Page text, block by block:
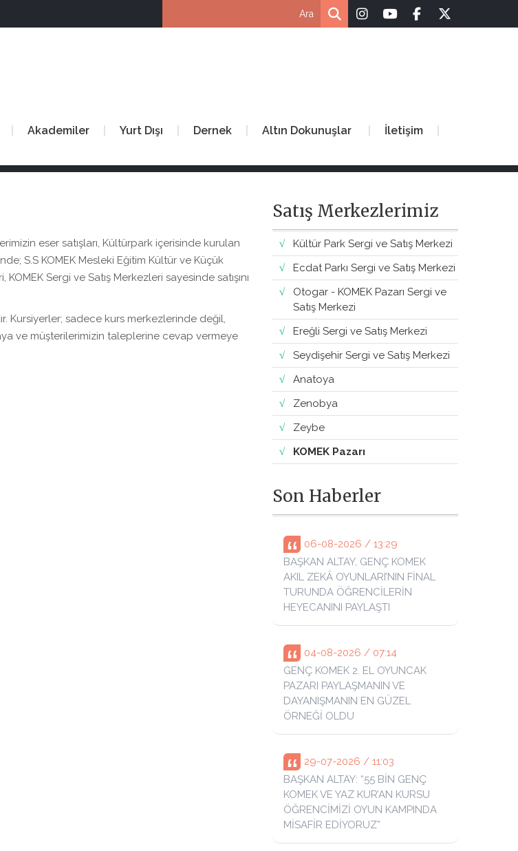
Akademiler Yurt Dışı Dernek Altın Dokunuşlar İletişim
eser satışları, Kültürpark içerisinde kurulan
S.S KOMEK Mesleki Eğitim Kültür ve Küçük
Sergi ve Satış Merkezleri sayesinde satışını
Kursiyerler; sadece kurs merkezlerinde değil,
ve müşterilerimizin taleplerine cevap vermeye
Satış Merkezlerimiz
Kültür Park Sergi ve Satış Merkezi
Ecdat Parkı Sergi ve Satış Merkezi
Otogar - KOMEK Pazarı Sergi ve
Satış Merkezi
Ereğli Sergi ve Satış Merkezi
Seydişehir Sergi ve Satış Merkezi
Anatoya
Zenobya
Zeybe
KOMEK Pazarı
Son Haberler
06-08-2026 / 13:29
BAŞKAN ALTAY, GENÇ KOMEK
AKIL ZEKÂ OYUNLARI’NIN FİNAL
TURUNDA ÖĞRENCİLERİN
HEYECANINI PAYLAŞTI
04-08-2026 / 07:14
GENÇ KOMEK 2. EL OYUNCAK
PAZARI PAYLAŞMANIN VE
DAYANIŞMANIN EN GÜZEL
ÖRNEĞİ OLDU
29-07-2026 / 11:03
BAŞKAN ALTAY: “55 BİN GENÇ
KOMEK VE YAZ KUR’AN KURSU
ÖĞRENCİMİZİ OYUN KAMPINDA
MİSAFİR EDİYORUZ”